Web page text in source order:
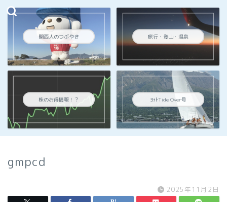
関西人のつぶやき 旅行・登山・温泉
株のお得情報！？ ﾖｯﾄTide Over号
gmpcd
2025年11月2日